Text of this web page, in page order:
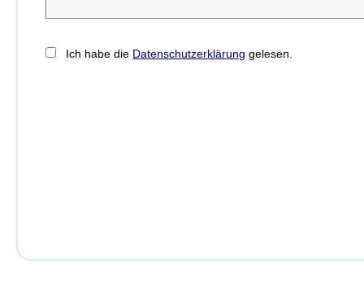
Ich habe die Datenschutzerklärung gelesen.